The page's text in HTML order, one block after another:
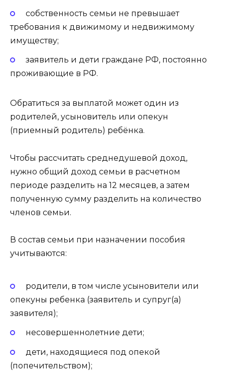
собственность семьи не превышает
требования к движимому и недвижимому
имуществу;
заявитель и дети граждане РФ, постоянно
проживающие в РФ.
Обратиться за выплатой может один из
родителей, усыновитель или опекун
(приемный родитель) ребёнка.
Чтобы рассчитать среднедушевой доход,
нужно общий доход семьи в расчетном
периоде разделить на 12 месяцев, а затем
полученную сумму разделить на количество
членов семьи.
В состав семьи при назначении пособия
учитываются:
родители, в том числе усыновители или
опекуны ребенка (заявитель и супруг(а)
заявителя);
несовершеннолетние дети;
дети, находящиеся под опекой
(попечительством);